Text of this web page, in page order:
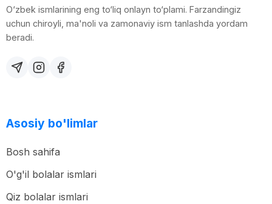
O‘zbek ismlarining eng to‘liq onlayn to‘plami. Farzandingiz
uchun chiroyli, ma'noli va zamonaviy ism tanlashda yordam
beradi.
Asosiy bo'limlar
Bosh sahifa
O'g'il bolalar ismlari
Qiz bolalar ismlari